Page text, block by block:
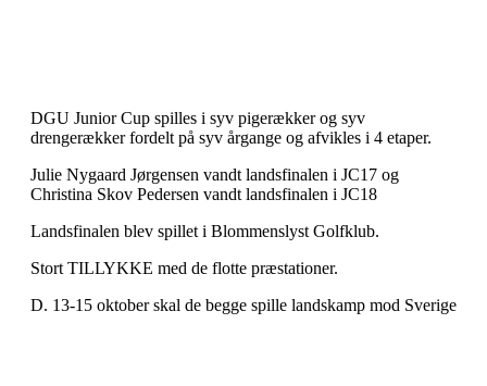
DGU Junior Cup spilles i syv pigerækker og syv
drengerækker fordelt på syv årgange og afvikles i 4 etaper.
Julie Nygaard Jørgensen vandt landsfinalen i JC17 og
Christina Skov Pedersen vandt landsfinalen i JC18
Landsfinalen blev spillet i Blommenslyst Golfklub.
Stort TILLYKKE med de flotte præstationer.
D. 13-15 oktober skal de begge spille landskamp mod Sverige